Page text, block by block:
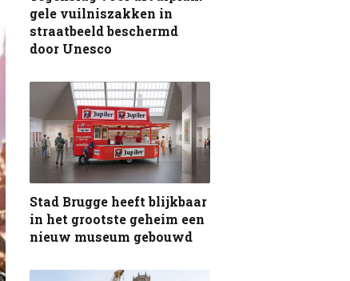
gele vuilniszakken in
straatbeeld beschermd
door Unesco
Stad Brugge heeft blijkbaar
in het grootste geheim een
nieuw museum gebouwd